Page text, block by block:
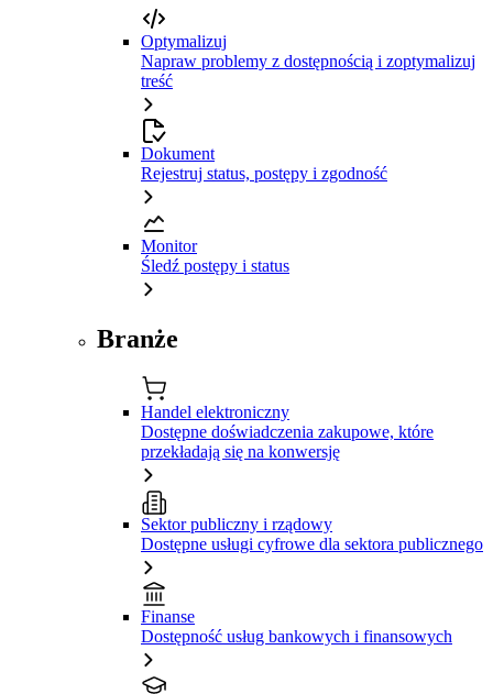
Optymalizuj
Napraw problemy z dostępnością i zoptymalizuj
treść
Dokument
Rejestruj status, postępy i zgodność
Monitor
Śledź postępy i status
Branże
Handel elektroniczny
Dostępne doświadczenia zakupowe, które
przekładają się na konwersję
Sektor publiczny i rządowy
Dostępne usługi cyfrowe dla sektora publicznego
Finanse
Dostępność usług bankowych i finansowych